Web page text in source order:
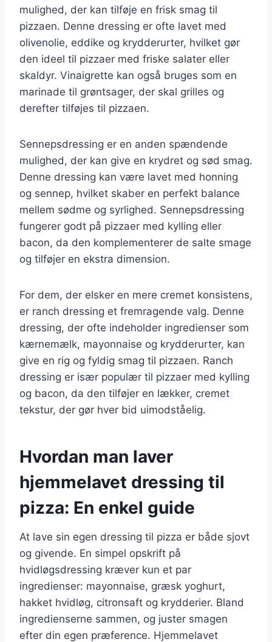
mulighed, der kan tilføje en frisk smag til
pizzaen. Denne dressing er ofte lavet med
olivenolie, eddike og krydderurter, hvilket gør
den ideel til pizzaer med friske salater eller
skaldyr. Vinaigrette kan også bruges som en
marinade til grøntsager, der skal grilles og
derefter tilføjes til pizzaen.
Sennepsdressing er en anden spændende
mulighed, der kan give en krydret og sød smag.
Denne dressing kan være lavet med honning
og sennep, hvilket skaber en perfekt balance
mellem sødme og syrlighed. Sennepsdressing
fungerer godt på pizzaer med kylling eller
bacon, da den komplementerer de salte smage
og tilføjer en ekstra dimension.
For dem, der elsker en mere cremet konsistens,
er ranch dressing et fremragende valg. Denne
dressing, der ofte indeholder ingredienser som
kærnemælk, mayonnaise og krydderurter, kan
give en rig og fyldig smag til pizzaen. Ranch
dressing er især populær til pizzaer med kylling
og bacon, da den tilføjer en lækker, cremet
tekstur, der gør hver bid uimodståelig.
Hvordan man laver
hjemmelavet dressing til
pizza: En enkel guide
At lave sin egen dressing til pizza er både sjovt
og givende. En simpel opskrift på
hvidløgsdressing kræver kun et par
ingredienser: mayonnaise, græsk yoghurt,
hakket hvidløg, citronsaft og krydderier. Bland
ingredienserne sammen, og juster smagen
efter din egen præference. Hjemmelavet